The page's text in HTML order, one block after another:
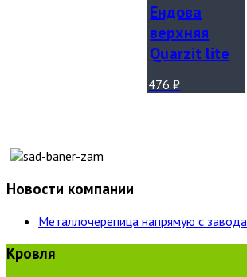
Ендова
верхняя
Quarzit lite
476₽
Новости компании
Металлочерепица напрямую с завода
Кровля